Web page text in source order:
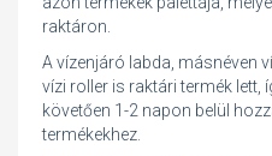
raktáron.
A vízenjáró labda, másnéven
vízi roller is raktári termék lett,
követően 1-2 napon belül
termékekhez.